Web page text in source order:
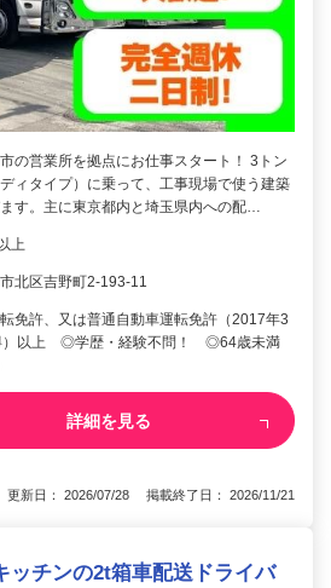
の営業所を拠点にお仕事スタート！ 3トン
ィタイプ）に乗って、工事現場で使う建築
す。主に東京都内と埼玉県内への配…
上
北区吉野町2-193-11
免許、又は普通自動車運転免許（2017年3
）以上 ◎学歴・経験不問！ ◎64歳未満
詳細を見る
更新日： 2026/07/28 掲載終了日： 2026/11/21
ッチンの2t箱車配送ドライバ